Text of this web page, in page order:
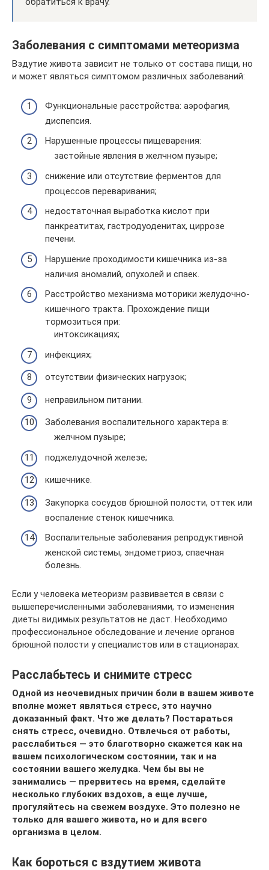
Заболевания с симптомами метеоризма
Вздутие живота зависит не только от состава пищи, но
и может являться симптомом различных заболеваний:
Функциональные расстройства: аэрофагия,
диспепсия.
Нарушенные процессы пищеварения:
застойные явления в желчном пузыре;
снижение или отсутствие ферментов для
процессов переваривания;
недостаточная выработка кислот при
панкреатитах, гастродуоденитах, циррозе
печени.
Нарушение проходимости кишечника из-за
наличия аномалий, опухолей и спаек.
Расстройство механизма моторики желудочно-
кишечного тракта. Прохождение пищи
тормозиться при:
интоксикациях;
инфекциях;
отсутствии физических нагрузок;
неправильном питании.
Заболевания воспалительного характера в:
желчном пузыре;
поджелудочной железе;
кишечнике.
Закупорка сосудов брюшной полости, оттек или
воспаление стенок кишечника.
Воспалительные заболевания репродуктивной
женской системы, эндометриоз, спаечная
болезнь.
Если у человека метеоризм развивается в связи с
вышеперечисленными заболеваниями, то изменения
диеты видимых результатов не даст. Необходимо
профессиональное обследование и лечение органов
брюшной полости у специалистов или в стационарах.
Расслабьтесь и снимите стресс
Одной из неочевидных причин боли в вашем животе
вполне может являться стресс, это научно
доказанный факт. Что же делать? Постараться
снять стресс, очевидно. Отвлечься от работы,
расслабиться — это благотворно скажется как на
вашем психологическом состоянии, так и на
состоянии вашего желудка. Чем бы вы не
занимались — прервитесь на время, сделайте
несколько глубоких вздохов, а еще лучше,
прогуляйтесь на свежем воздухе. Это полезно не
только для вашего живота, но и для всего
организма в целом.
Как бороться с вздутием живота